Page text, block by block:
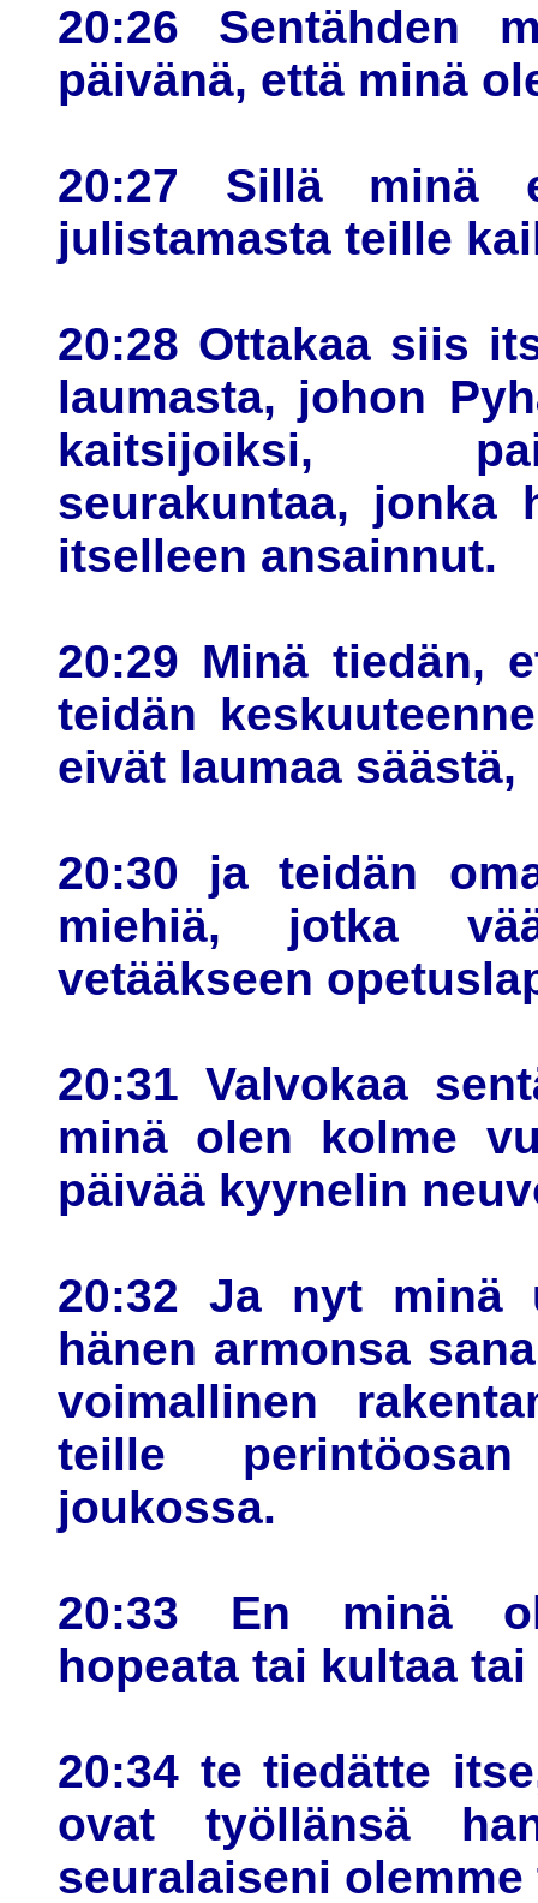
20:26 Sentähden
päivänä, että minä
20:27 Sillä minä
julistamasta teille
20:28 Ottakaa siis
laumasta, johon
kaitsijoiksi,
seurakuntaa, jonka
itselleen ansainnut.
20:29 Minä tiedän,
teidän
eivät laumaa säästä,
20:30 ja teidän
miehiä, jotka
vetääkseen
20:31 Valvokaa
minä olen kolme
päivää kyynelin
20:32 Ja nyt minä
hänen armonsa
voimallinen
teille
joukossa.
20:33 En minä
hopeata tai kultaa
20:34 te tiedätte
ovat työllänsä
seuralaiseni